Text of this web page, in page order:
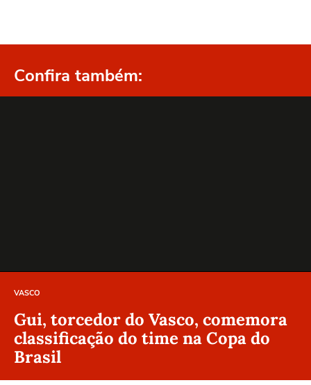
Confira também:
VASCO
Gui, torcedor do Vasco, comemora
classificação do time na Copa do
Brasil